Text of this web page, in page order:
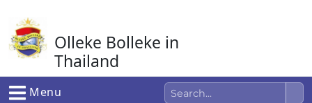
naar
de
inhoud
Olleke Bolleke in
Thailand
In Thailand
Menu